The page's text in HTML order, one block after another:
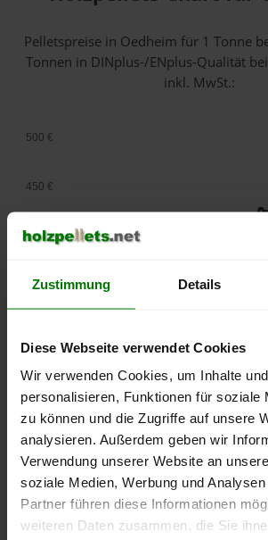
Zustimmung Details
Diese Webseite verwendet Cookies
Wir verwenden Cookies, um Inhalte
personalisieren, Funktionen für soziale
zu können und die Zugriffe auf unsere
analysieren. Außerdem geben wir
Verwendung unserer Website an
soziale Medien, Werbung und
Partner führen diese Informationen
weiteren Daten zusammen, die Sie
Pelletspreise in Oedheim für 1 Tonne
Tonnen in DINplus-/ENplus-Qualität
inkl. MwSt.:
lose Ware
September
Januar
250 €
350 €
400 €
450 €
500 €
Die aktuelle Preisentwicklung für
können Sie jederzeit auf unserer
nachvollziehen.